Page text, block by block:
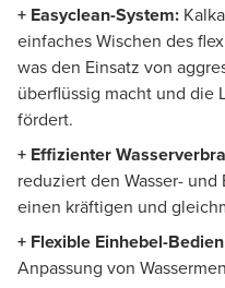
+ Easyclean-System:
einfaches Wischen des
was den Einsatz von
überflüssig macht und die
fördert.
+ Effizienter
reduziert den Wasser-
einen kräftigen und
+ Flexible Einhebel-
Anpassung von